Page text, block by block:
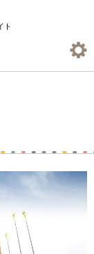
ト